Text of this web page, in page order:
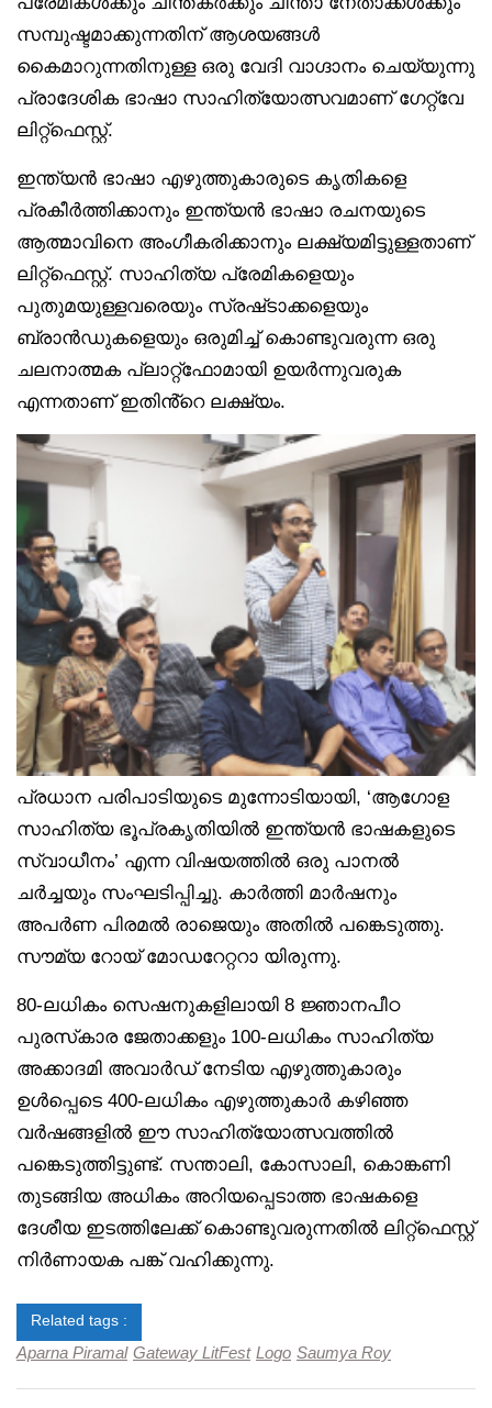
സമ്പുഷ്ടമാക്കുന്നതിന് ആശയങ്ങൾ
കൈമാറുന്നതിനുള്ള ഒരു വേദി വാഗ്ദാനം ചെയ്യുന്നു
പ്രാദേശിക ഭാഷാ സാഹിത്യോത്സവമാണ് ഗേറ്റ്‌വേ
ലിറ്റ്‌ഫെസ്റ്റ്.
ഇന്ത്യൻ ഭാഷാ എഴുത്തുകാരുടെ കൃതികളെ
പ്രകീർത്തിക്കാനും ഇന്ത്യൻ ഭാഷാ രചനയുടെ
ആത്മാവിനെ അംഗീകരിക്കാനും ലക്ഷ്യമിട്ടുള്ളതാണ്
ലിറ്റ്‌ഫെസ്റ്റ്. സാഹിത്യ പ്രേമികളെയും
പുതുമയുള്ളവരെയും സ്രഷ്‌ടാക്കളെയും
ബ്രാൻഡുകളെയും ഒരുമിച്ച് കൊണ്ടുവരുന്ന ഒരു
ചലനാത്മക പ്ലാറ്റ്‌ഫോമായി ഉയർന്നുവരുക
എന്നതാണ് ഇതിൻ്റെ ലക്ഷ്യം.
പ്രധാന പരിപാടിയുടെ മുന്നോടിയായി, ‘ആഗോള
സാഹിത്യ ഭൂപ്രകൃതിയിൽ ഇന്ത്യൻ ഭാഷകളുടെ
സ്വാധീനം’ എന്ന വിഷയത്തിൽ ഒരു പാനൽ
ചർച്ചയും സംഘടിപ്പിച്ചു. കാർത്തി മാർഷനും
അപർണ പിരമൽ രാജെയും അതിൽ പങ്കെടുത്തു.
സൗമ്യ റോയ് മോഡറേറ്ററാ യിരുന്നു.
80-ലധികം സെഷനുകളിലായി 8 ജ്ഞാനപീഠ
പുരസ്‌കാര ജേതാക്കളും 100-ലധികം സാഹിത്യ
അക്കാദമി അവാർഡ് നേടിയ എഴുത്തുകാരും
ഉൾപ്പെടെ 400-ലധികം എഴുത്തുകാർ കഴിഞ്ഞ
വർഷങ്ങളിൽ ഈ സാഹിത്യോത്സവത്തിൽ
പങ്കെടുത്തിട്ടുണ്ട്. സന്താലി, കോസാലി, കൊങ്കണി
തുടങ്ങിയ അധികം അറിയപ്പെടാത്ത ഭാഷകളെ
ദേശീയ ഇടത്തിലേക്ക് കൊണ്ടുവരുന്നതിൽ ലിറ്റ്ഫെസ്റ്റ്
നിർണായക പങ്ക് വഹിക്കുന്നു.
Related tags :
Aparna Piramal Gateway LitFest Logo Saumya Roy